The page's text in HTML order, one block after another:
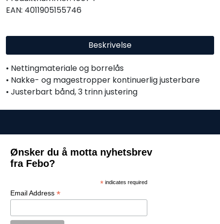
EAN: 4011905155746
Beskrivelse
• Nettingmateriale og borrelås
• Nakke- og magestropper kontinuerlig justerbare
• Justerbart bånd, 3 trinn justering
Ønsker du å motta nyhetsbrev
fra Febo?
* indicates required
Email Address *